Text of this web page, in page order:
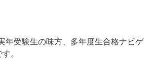
年受験生の味方、多年度生合格ナビゲ
。